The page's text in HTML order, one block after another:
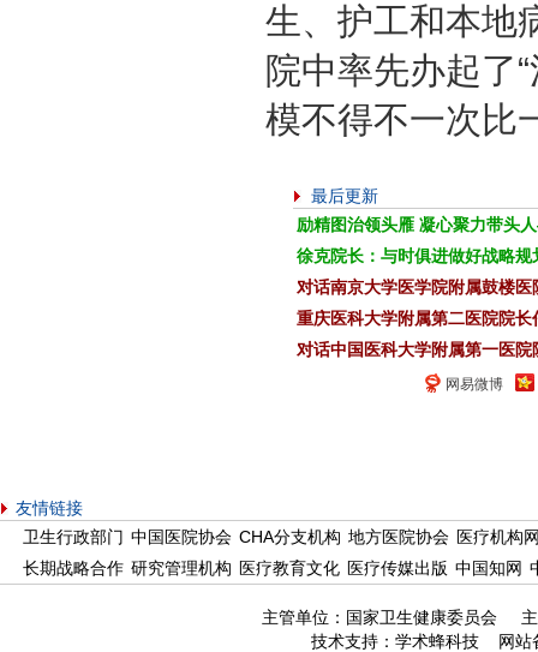
生、护工和本地
院中率先办起了
模不得不一次比
最后更新
励精图治领头雁 凝心聚力带头
徐克院长：与时俱进做好战略规
对话南京大学医学院附属鼓楼医
重庆医科大学附属第二医院院长
对话中国医科大学附属第一医院
网易微博
友情链接
卫生行政部门 中国医院协会 CHA分支机构 地方医院协会 医疗机构
长期战略合作 研究管理机构 医疗教育文化 医疗传媒出版 中国知网
主管单位：国家卫生健康委员会
技术支持：学术蜂科技 网站